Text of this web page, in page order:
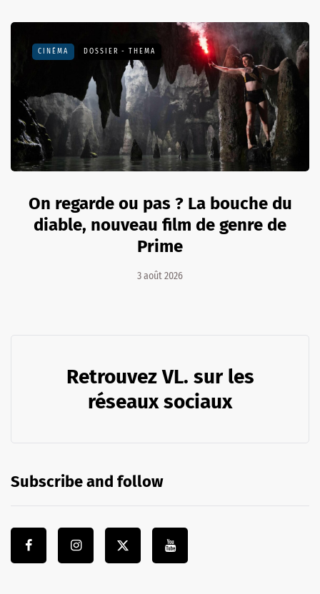
CINÉMA DOSSIER - THEMA
On regarde ou pas ? La bouche du
diable, nouveau film de genre de
Prime
3 août 2026
Retrouvez VL. sur les
réseaux sociaux
Subscribe and follow